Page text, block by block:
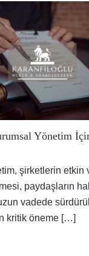
Yönetim
şirketlerin etkin
paydaşların
vadede
kritik öneme […]